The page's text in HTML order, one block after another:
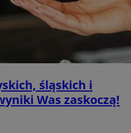
śląskich i
Was zaskoczą!